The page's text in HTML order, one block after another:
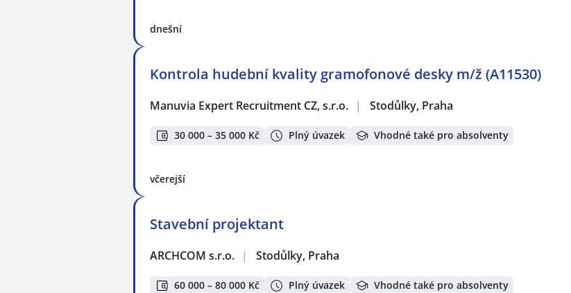
dnešní
Kontrola hudební kvality gramofonové desky️ m/ž (A11530)
Manuvia Expert Recruitment CZ, s.r.o. | Stodůlky, Praha
30 000 – 35 000 Kč Plný úvazek Vhodné také pro absolventy
včerejší
Stavební projektant
ARCHCOM s.r.o. | Stodůlky, Praha
60 000 – 80 000 Kč Plný úvazek Vhodné také pro absolventy